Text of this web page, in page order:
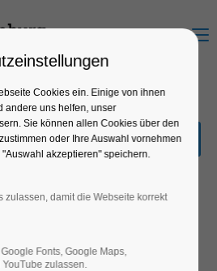
Menu
Viertel"
Cookies ein. Einige von ihnen
andere uns helfen, unser
Sie können allen Cookies über den
oder Ihre Auswahl vornehmen
akzeptieren" speichern.
zulassen, damit die Webseite korrekt
Fonts, Google Maps,
zulassen.